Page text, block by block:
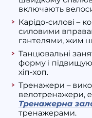
включають
Карідо-силові –
силовими
гантелями,жим
Танцювальні
форму і
хіп-хоп.
Тренажери –
велотренажери,
Тренажерна
тренажерами.